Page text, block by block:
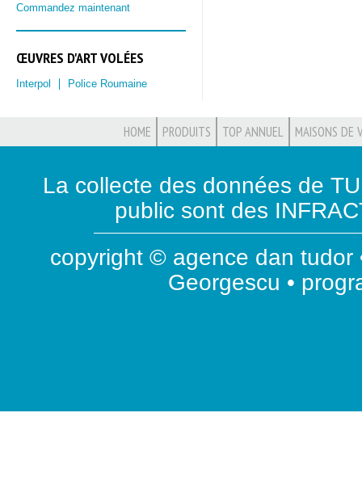
Commandez maintenant
ŒUVRES D'ART VOLÉES
Interpol Police Roumaine
HOME PRODUITS TOP ANNUEL MAISONS DE
La collecte des données de
public sont des
copyright © agence dan tudor
Georgescu •